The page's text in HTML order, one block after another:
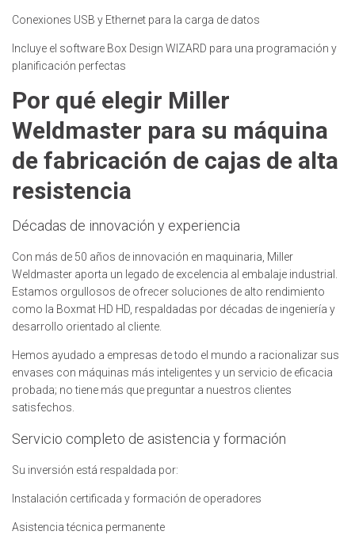
Conexiones USB y Ethernet para la carga de datos
Incluye el software Box Design WIZARD para una programación y
planificación perfectas
Por qué elegir Miller
Weldmaster para su máquina
de fabricación de cajas de alta
resistencia
Décadas de innovación y experiencia
Con más de 50 años de innovación en maquinaria, Miller
Weldmaster aporta un legado de excelencia al embalaje industrial.
Estamos orgullosos de ofrecer soluciones de alto rendimiento
como la Boxmat HD HD, respaldadas por décadas de ingeniería y
desarrollo orientado al cliente.
Hemos ayudado a empresas de todo el mundo a racionalizar sus
envases con máquinas más inteligentes y un servicio de eficacia
probada; no tiene más que preguntar a nuestros clientes
satisfechos.
Servicio completo de asistencia y formación
Su inversión está respaldada por:
Instalación certificada y formación de operadores
Asistencia técnica permanente